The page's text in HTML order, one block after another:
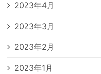
2023年4月
2023年3月
2023年2月
2023年1月